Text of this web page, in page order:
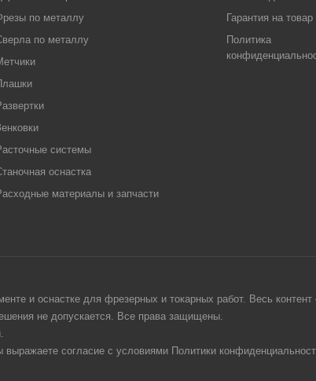
по металлу
по металлу
системы
оснастка
материалы и запчасти
Гарантия на товар
Политика
и оснастке для фрезерных и токарных работ. Весь контент
не допускается. Все права защищены.
согласие с условиями Политики